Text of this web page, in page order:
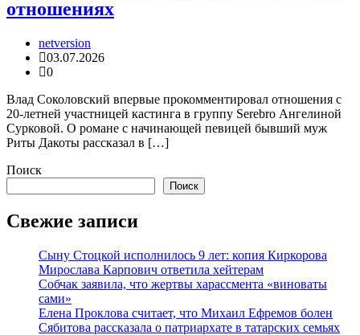
отношениях
netversion
03.07.2026
0
Влад Соколовский впервые прокомментировал отношения с
20-летней участницей кастинга в группу Serebro Ангелиной
Сурковой. О романе с начинающей певицей бывший муж
Риты Дакоты рассказал в […]
Поиск
Поиск
Свежие записи
Сыну Стоцкой исполнилось 9 лет: копия Киркорова
Мирослава Карпович ответила хейтерам
Собчак заявила, что жертвы харассмента «виноваты
сами»
Елена Проклова считает, что Михаил Ефремов болен
Сябитова рассказала о патриархате в татарских семьях